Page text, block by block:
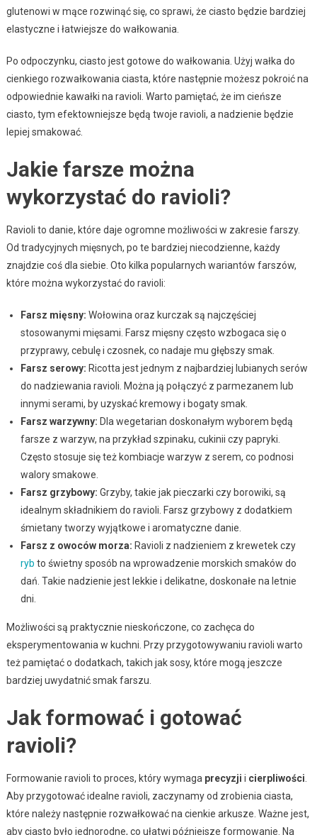
glutenowi w mące rozwinąć się, co sprawi, że ciasto będzie bardziej
elastyczne i łatwiejsze do wałkowania.
Po odpoczynku, ciasto jest gotowe do wałkowania. Użyj wałka do
cienkiego rozwałkowania ciasta, które następnie możesz pokroić na
odpowiednie kawałki na ravioli. Warto pamiętać, że im cieńsze
ciasto, tym efektowniejsze będą twoje ravioli, a nadzienie będzie
lepiej smakować.
Jakie farsze można
wykorzystać do ravioli?
Ravioli to danie, które daje ogromne możliwości w zakresie farszy.
Od tradycyjnych mięsnych, po te bardziej niecodzienne, każdy
znajdzie coś dla siebie. Oto kilka popularnych wariantów farszów,
które można wykorzystać do ravioli:
Farsz mięsny: Wołowina oraz kurczak są najczęściej
stosowanymi mięsami. Farsz mięsny często wzbogaca się o
przyprawy, cebulę i czosnek, co nadaje mu głębszy smak.
Farsz serowy: Ricotta jest jednym z najbardziej lubianych serów
do nadziewania ravioli. Można ją połączyć z parmezanem lub
innymi serami, by uzyskać kremowy i bogaty smak.
Farsz warzywny: Dla wegetarian doskonałym wyborem będą
farsze z warzyw, na przykład szpinaku, cukinii czy papryki.
Często stosuje się też kombiacje warzyw z serem, co podnosi
walory smakowe.
Farsz grzybowy: Grzyby, takie jak pieczarki czy borowiki, są
idealnym składnikiem do ravioli. Farsz grzybowy z dodatkiem
śmietany tworzy wyjątkowe i aromatyczne danie.
Farsz z owoców morza: Ravioli z nadzieniem z krewetek czy
ryb to świetny sposób na wprowadzenie morskich smaków do
dań. Takie nadzienie jest lekkie i delikatne, doskonałe na letnie
dni.
Możliwości są praktycznie nieskończone, co zachęca do
eksperymentowania w kuchni. Przy przygotowywaniu ravioli warto
też pamiętać o dodatkach, takich jak sosy, które mogą jeszcze
bardziej uwydatnić smak farszu.
Jak formować i gotować
ravioli?
Formowanie ravioli to proces, który wymaga precyzji i cierpliwości
Aby przygotować idealne ravioli, zaczynamy od zrobienia ciasta,
które należy następnie rozwałkować na cienkie arkusze. Ważne jest,
aby ciasto było jednorodne, co ułatwi późniejsze formowanie. Na